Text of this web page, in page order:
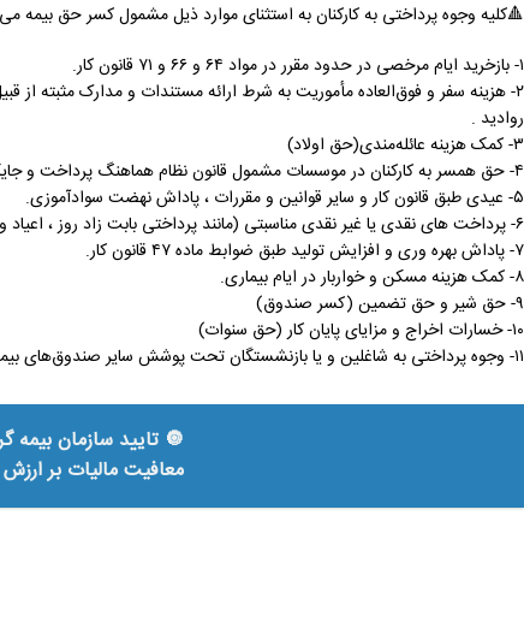
🔺کلیه وجوه پرداختی به کارکنان به استثنای موارد ذیل مشمول کسر حق بیمه
۱- بازخرید ایام مرخصی در حدود مقرر در مواد ۶۴ و ۶۶ و ۷۱ قانون کار.
۲- هزینه سفر و فوق‌العاده مأموریت به شرط ارائه مستندات و مدارک مثبته از
روادید .
۳- کمک هزینه عائله‌مندی(حق اولاد)
۴- حق همسر به کارکنان در موسسات مشمول قانون نظام هماهنگ پرداخت و جایگزین آن ها.
۵- عیدی طبق قانون کار و سایر قوانین و مقررات ، پاداش نهضت سوادآموزی.
۶- پرداخت های نقدی یا غیر نقدی مناسبتی (مانند پرداختی بابت زاد روز ، اعیاد و مناسبت ها)
۷- پاداش بهره وری و افزایش تولید طبق ضوابط ماده ۴۷ قانون کار.
۸- کمک هزینه مسکن و خواربار در ایام بیماری.
۹- حق شیر و حق تضمین (کسر صندوق)
۱۰- خسارات اخراج و مزایای پایان کار (حق سنوات)
۱۱- وجوه پرداختی به شاغلین و یا بازنشستگان تحت پوشش سایر صندوق‌های بیمه و بازنشستگی دولتی(در صورت ارائه مستندات ومدارک مثبته)
🔘 تایید سازمان بیمه
معافیت مالیات بر ارزش